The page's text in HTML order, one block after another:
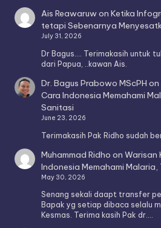
Ais ReawaruwonKetika
tetapi Sebenarnya
July 31, 2026
Dr Bagus.... Terimakasih untuk
dari Papua, ..kawan Ais.
Dr. Bagus Prabowo MScPH on
Cara Indonesia Memahami
Sanitasi
June 23, 2026
Terimakasih Pak Ridho sudah
Muhammad Ridho onWarisan
Indonesia Memahami
May 30, 2026
Senang sekali daapt transfer
Bapak yg setiap dibaca selalu
Kesmas. Terima kasih Pak dr.…